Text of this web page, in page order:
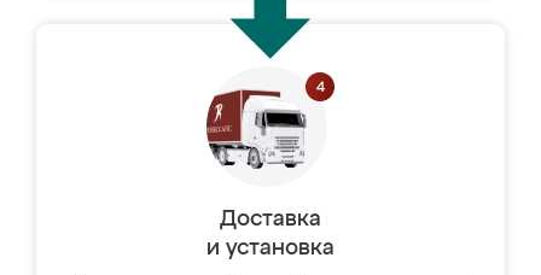
Доставка
и установка